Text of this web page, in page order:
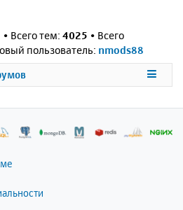
• Всего тем: 4025 • Всего
пользователь: nmods88